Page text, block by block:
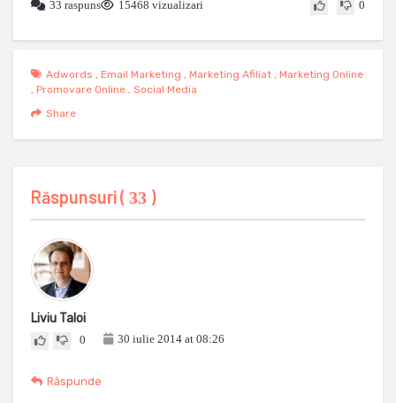
33 raspuns
15468 vizualizari 0
Adwords , Email Marketing , Marketing Afiliat , Marketing Online
, Promovare Online , Social Media
Share
Răspunsuri ( 33 )
Liviu Taloi
0 30 iulie 2014 at 08:26
Răspunde